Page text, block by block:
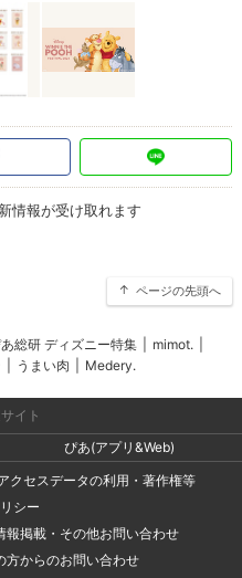
情報が受け取れます
ページの先頭へ
総研 ディズニー特集 mimot.
うまい肉 Medery.
イト
ぴあ(アプリ&Web)
クセスデータの利用・著作権等
シー
報掲載・その他お問い合わせ
方からのお問い合わせ